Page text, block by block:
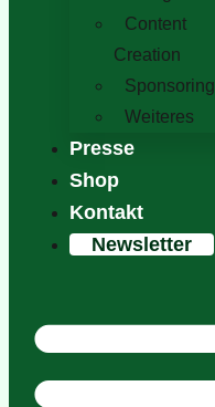
Content
Creation
Sponsoring
Weiteres
Presse
Shop
Kontakt
Newsletter